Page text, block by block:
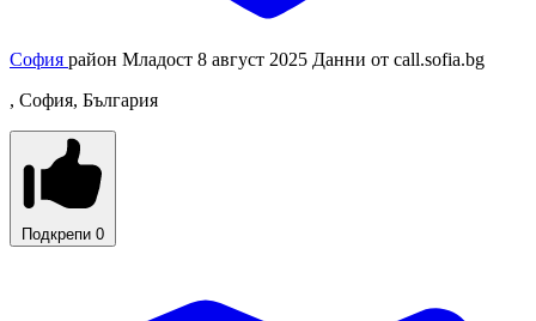
София район Младост 8 август 2025 Данни от call.sofia.bg
, София, България
Подкрепи 0